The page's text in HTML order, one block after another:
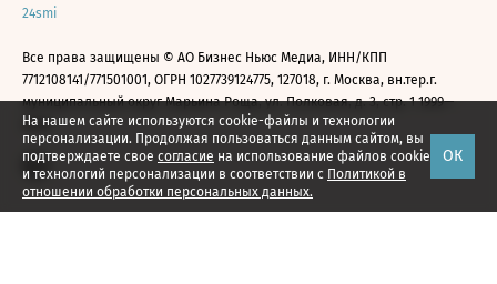
На нашем сайте используются cookie-файлы и технологии
персонализации. Продолжая пользоваться данным сайтом, вы
подтверждаете свое согласие на использование файлов cookie
и технологий персонализации в соответствии с Политикой в
отношении обработки персональных данных.
ОК
24smi
Все права защищены © АО Бизнес Ньюс Медиа, ИНН/КПП
7712108141/771501001, ОГРН 1027739124775, 127018, г. Москва, вн.тер.г.
муниципальный округ Марьина Роща, ул. Полковая, д. 3, стр. 1 1999—
2026